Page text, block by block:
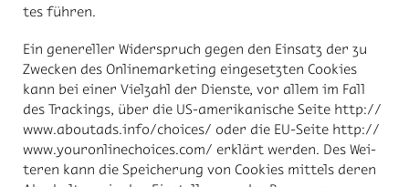
tes füh­ren.
Ein ge­ne­rel­ler Wi­der­spruch ge­gen den Ein­satz der zu
Zwe­cken des On­line­mar­ke­ting ein­ge­setz­ten Coo­kies
kann bei ei­ner Viel­zahl der Diens­te, vor al­lem im Fall
des Trackings, über die US-ame­ri­ka­ni­sche Sei­te http://​
www.abou­ta­ds.info/​choices/ oder die EU-Sei­te http://​
www.you­ron­linechoices.com/ er­klärt wer­den. Des Wei­
te­ren kann die Spei­che­rung von Coo­kies mit­tels de­ren